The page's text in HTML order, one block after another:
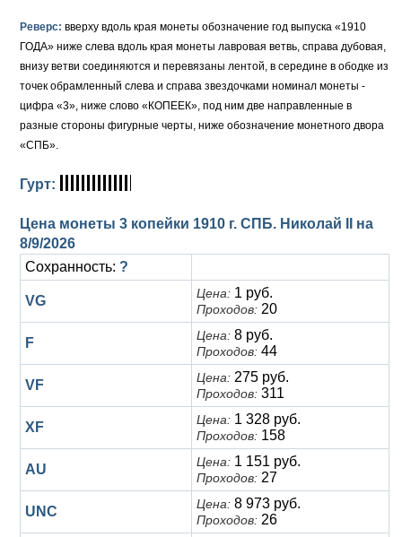
Альбертусталер
Золото
Серебро
Реверс: вверху вдоль края монеты обозначение год выпуска «1910
ГОДА» ниже слева вдоль края монеты лавровая ветвь, справа дубовая,
внизу ветви соединяются и перевязаны лентой, в середине в ободке из
точек обрамленный слева и справа звездочками номинал монеты -
цифра «3», ниже слово «КОПЕЕК», под ним две направленные в
разные стороны фигурные черты, ниже обозначение монетного двора
«СПБ».
Гурт:
Цена монеты 3 копейки 1910 г. СПБ. Николай II на
8/9/2026
Сохранность: ?
VG Цена: 1 руб.
Проходов: 20
F Цена: 8 руб.
Проходов: 44
VF Цена: 275 руб.
Проходов: 311
XF Цена: 1 328 руб.
Проходов: 158
AU Цена: 1 151 руб.
Проходов: 27
UNC Цена: 8 973 руб.
Проходов: 26